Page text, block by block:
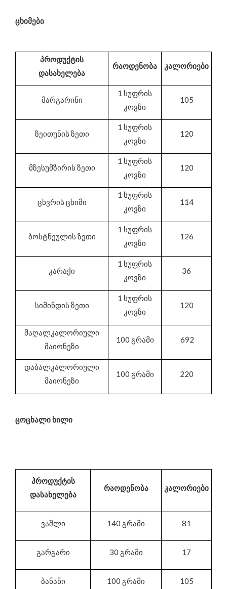
ცხიმები
პროდუქტის
დასახელება
რაოდენობა კალორიები
მარგარინი
1 სუფრის
კოვზი
105
ზეითუნის ზეთი
1 სუფრის
კოვზი
120
მზესუმზირის ზეთი
1 სუფრის
კოვზი
120
ცხვრის ცხიმი
1 სუფრის
კოვზი
114
ბოსტნეულის ზეთი
1 სუფრის
კოვზი
126
კარაქი
1 სუფრის
კოვზი
36
სიმინდის ზეთი
1 სუფრის
კოვზი
120
მაღალკალორიული
მაიონეზი
100 გრამი 692
დაბალკალორიული
მაიონეზი
100 გრამი 220
ცოცხალი ხილი
პროდუქტის
დასახელება
რაოდენობა კალორიები
ვაშლი 140 გრამი 81
გარგარი 30 გრამი 17
ბანანი 100 გრამი 105